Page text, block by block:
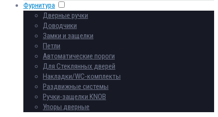
Фурнитура
Дверные ручки
Доводчики
Замки и защелки
Петли
Автоматические пороги
Для Стеклянных дверей
Накладки/WC-комплекты
Раздвижные системы
Ручки-защелки KNOB
Упоры дверные